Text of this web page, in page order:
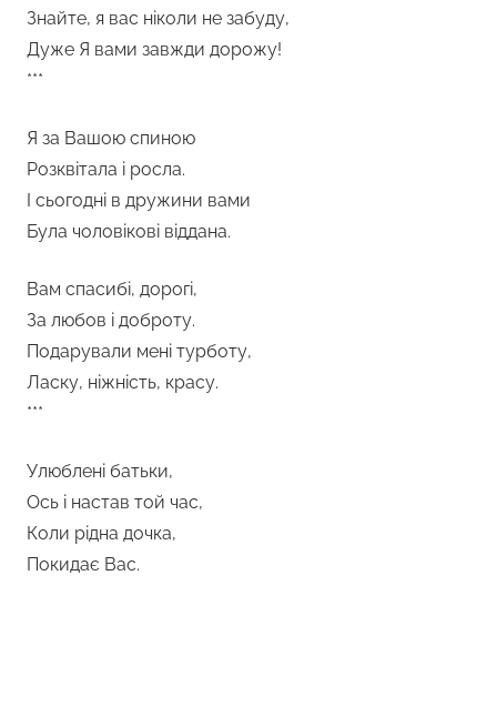
Знайте, я вас ніколи не забуду,
Дуже Я вами завжди дорожу!
***
Я за Вашою спиною
Розквітала і росла.
І сьогодні в дружини вами
Була чоловікові віддана.
Вам спасибі, дорогі,
За любов і доброту.
Подарували мені турботу,
Ласку, ніжність, красу.
***
Улюблені батьки,
Ось і настав той час,
Коли рідна дочка,
Покидає Вас.